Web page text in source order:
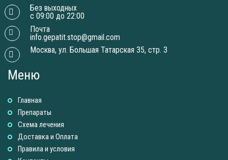
Без выходных
с 09:00 до 22:00
Почта
info.gepatit.stop@gmail.com
Москва, ул. Большая Татарская 35, стр. 3
Меню
Главная
Препараты
Схема лечения
Доставка и Оплатa
Правила и условия